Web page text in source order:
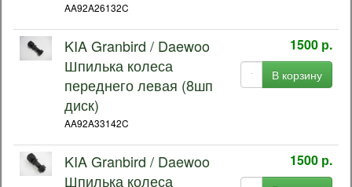
AA92A26132C
KIA Granbird / Daewoo
Шпилька колеса
переднего левая (8шп
диск)
AA92A33142C
1500 р.
В корзину
KIA Granbird / Daewoo
Шпилька колеса
1500 р.